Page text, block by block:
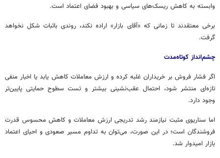
وابسته به کاهش ریسک‌های سیاسی و بهبود فضای اعتماد است.
برخی معتقدند تا زمانی که «آقای بازار» اراده نکند، روندی باثبات شکل نخواهد
گرفت.
چشم‌انداز کوتاه‌مدت
اگر فشار فروش بر خریداران غلبه کرده و ارزش معاملات کاهش یابد یا اخبار منفی
تازه‌ای منتشر شود، احتمال عقب‌نشینی بیشتر و تست سطوح حمایتی پایین‌تر
وجود دارد.
اما سناریوی مثبت نیازمند رشد تدریجی ارزش معاملات و کاهش محسوس قدرت
فروشندگان است؛ در این صورت، می‌توان به تداوم مسیر صعودی و احیای اعتماد
بازار امیدوار شد.